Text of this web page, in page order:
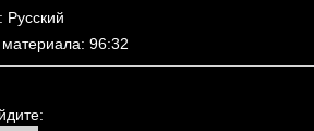
Русский
материала: 96:32